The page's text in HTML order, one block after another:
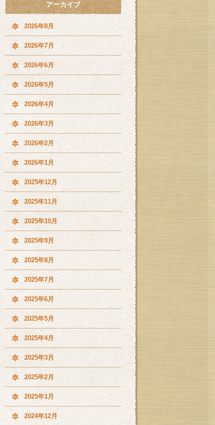
アーカイブ
2026年8月
2026年7月
2026年6月
2026年5月
2026年4月
2026年3月
2026年2月
2026年1月
2025年12月
2025年11月
2025年10月
2025年9月
2025年8月
2025年7月
2025年6月
2025年5月
2025年4月
2025年3月
2025年2月
2025年1月
2024年12月